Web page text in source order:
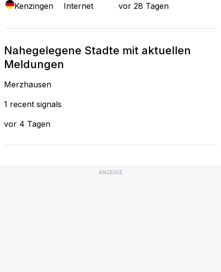
Kenzingen
Internet vor 28 Tagen
Nahegelegene Stadte mit aktuellen
Meldungen
Merzhausen
1 recent signals
vor 4 Tagen
ANZEIGE